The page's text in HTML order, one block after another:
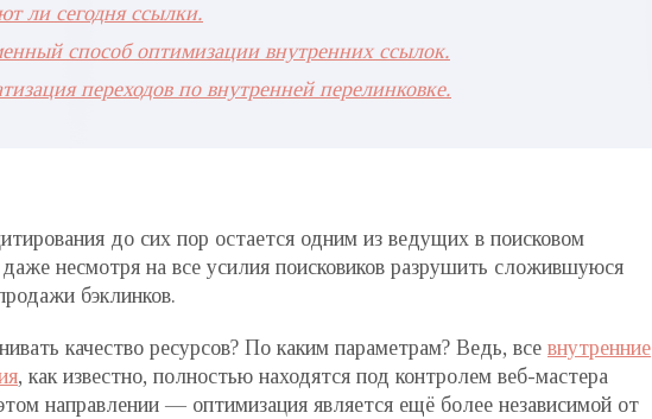
ли сегодня ссылки.
способ оптимизации внутренних ссылок.
переходов по внутренней перелинковке.
до сих пор остается одним из ведущих в поисковом
несмотря на все усилия поисковиков разрушить сложившуюся
бэклинков.
качество ресурсов? По каким параметрам? Ведь, все внутренние
, как известно, полностью находятся под контролем веб-мастера
направлении — оптимизация является ещё более независимой от